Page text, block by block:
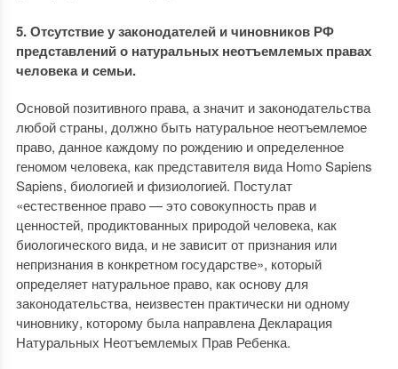
5. Отсутствие у законодателей и чиновников РФ
представлений о натуральных неотъемлемых правах
человека и семьи.
Основой позитивного права, а значит и законодательства
любой страны, должно быть натуральное неотъемлемое
право, данное каждому по рождению и определенное
геномом человека, как представителя вида Homo Sapiens
Sapiens, биологией и физиологией. Постулат
«естественное право — это совокупность прав и
ценностей, продиктованных природой человека, как
биологического вида, и не зависит от признания или
непризнания в конкретном государстве», который
определяет натуральное право, как основу для
законодательства, неизвестен практически ни одному
чиновнику, которому была направлена Декларация
Натуральных Неотъемлемых Прав Ребенка.